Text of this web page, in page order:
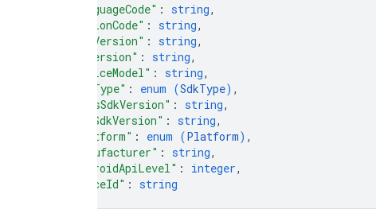
"languageCode" : string,
"regionCode" : string,
"sdkVersion" : string,
"osVersion" : string,
"deviceModel" : string,
"sdkType" : enum (SdkType) ,
"mapsSdkVersion" : string,
"navSdkVersion" : string,
"platform" : enum (Platform) ,
"manufacturer" : string,
"androidApiLevel" : integer,
"traceId" : string